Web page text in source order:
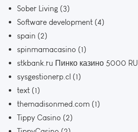
Sober Living (3)
Software development (4)
spain (2)
spinmamacasino (1)
stkbank.ru Пинко казино 5000 RU
sysgestionerp.cl (1)
text (1)
themadisonmed.com (1)
Tippy Casino (2)